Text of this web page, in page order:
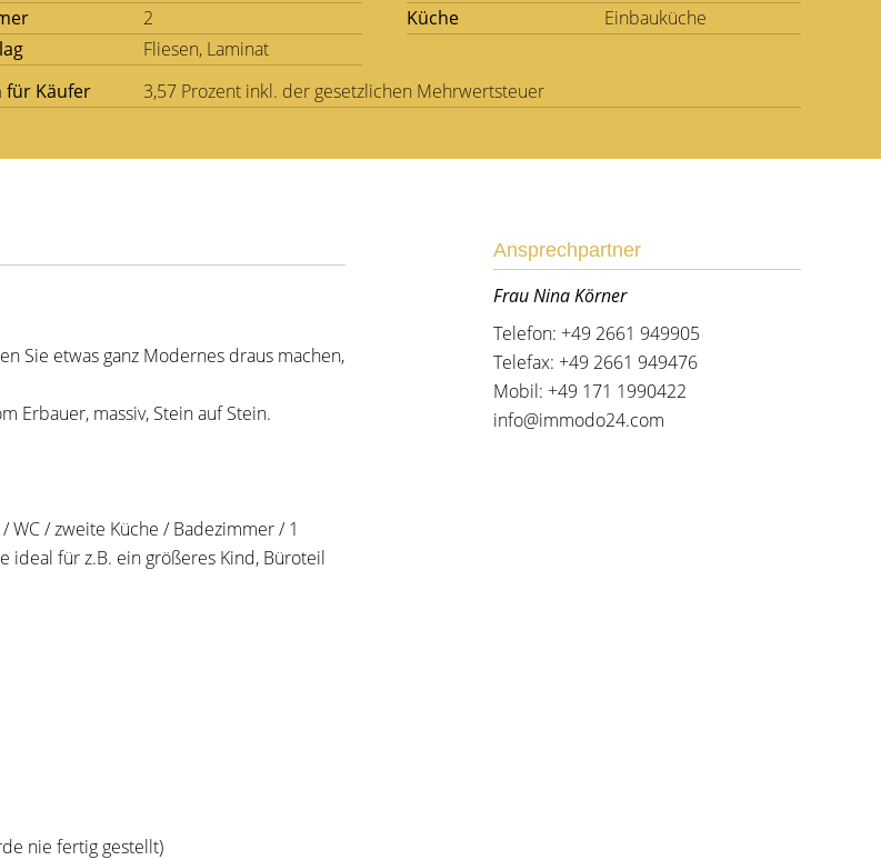
2 Küche
Einbauküche
Fliesen, Laminat
für Käufer
3,57 Prozent inkl. der gesetzlichen Mehrwertsteuer
Sie etwas ganz Modernes draus machen,
Erbauer, massiv, Stein auf Stein.
WC / zweite Küche / Badezimmer / 1
ideal für z.B. ein größeres Kind, Büroteil
nie fertig gestellt)
Ansprechpartner
Frau Nina Körner
Telefon: +49 2661 949905
Telefax: +49 2661 949476
Mobil: +49 171 1990422
info@immodo24.com